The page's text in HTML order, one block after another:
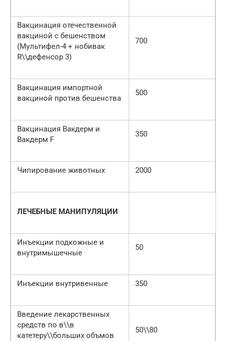
Вакцинация отечественной
вакциной с бешенством
(Мультифел-4 + нобивак
R\\дефенсор 3)
700
Вакцинация импортной
вакциной против бешенства
500
Вакцинация Вакдерм и
Вакдерм F
350
Чипирование животных 2000
ЛЕЧЕБНЫЕ МАНИПУЛЯЦИИ
Инъекции подкожные и
внутримышечные
50
Инъекции внутривенные 350
Введение лекарственных
средств по в\\в
катетеру\\больших объмов
50\\80